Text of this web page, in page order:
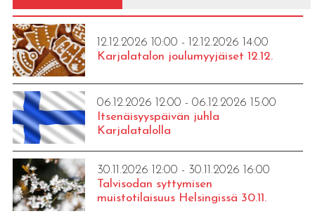
12.12.2026 10:00 - 12.12.2026 14:00
Karjalatalon joulumyyjäiset 12.12.
06.12.2026 12:00 - 06.12.2026 15:00
Itsenäisyyspäivän juhla
Karjalatalolla
30.11.2026 12:00 - 30.11.2026 16:00
Talvisodan syttymisen
muistotilaisuus Helsingissä 30.11.